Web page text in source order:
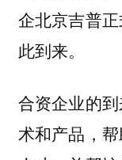
企北京吉普
此到来。
合资企业的
术和产品，